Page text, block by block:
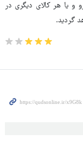
و یا هر کالای دیگری در
گردید.